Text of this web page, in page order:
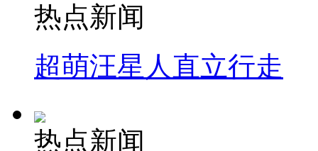
热点新闻
超萌汪星人直立行走
热点新闻